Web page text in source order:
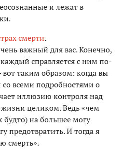
и лежат в
смерти.
важный для вас. Конечно,
справляется с ним по-
таким образом: когда вы
со всеми подробностями о
иллюзию контроля над
целиком. Ведь «чем
на большее могу
предотвратить. И тогда я
смерть».